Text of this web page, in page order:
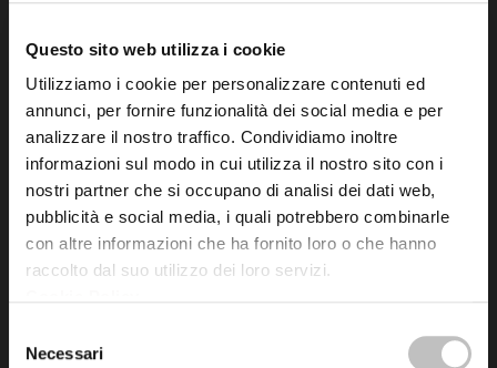
Questo sito web utilizza i cookie
Utilizziamo i cookie per personalizzare contenuti ed
annunci, per fornire funzionalità dei social media e per
analizzare il nostro traffico. Condividiamo inoltre
informazioni sul modo in cui utilizza il nostro sito con i
nostri partner che si occupano di analisi dei dati web,
pubblicità e social media, i quali potrebbero combinarle
con altre informazioni che ha fornito loro o che hanno
raccolto dal suo utilizzo dei loro servizi.
delNecessari
Fondazione Collegio San Carlo
Via San Carlo 5
41121 Modena (MO)
P.I. 00641060363
tel. 059.421211
info@fondazionesancarlo.it
fondazionecollegiosancarlo@legalmail.it